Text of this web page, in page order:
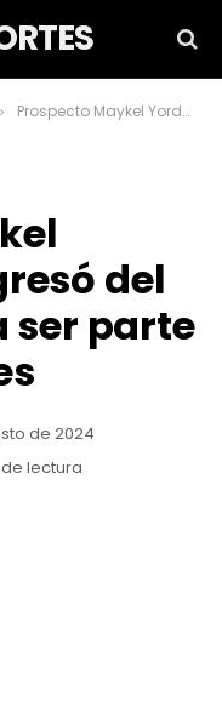
Prospecto Maykel Yordan que regresó del exterior intenta ser parte de los Leñadores
del
ser parte
de 2024
lectura